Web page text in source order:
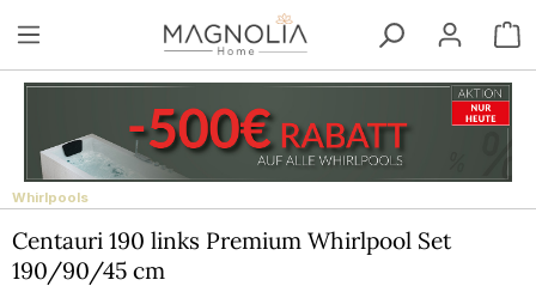
Zum Hauptinhalt springen
Whirlpools
Centauri 190 links Premium Whirlpool Set
190/90/45 cm